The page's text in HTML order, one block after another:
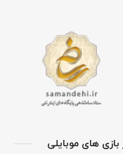
های موبایلی